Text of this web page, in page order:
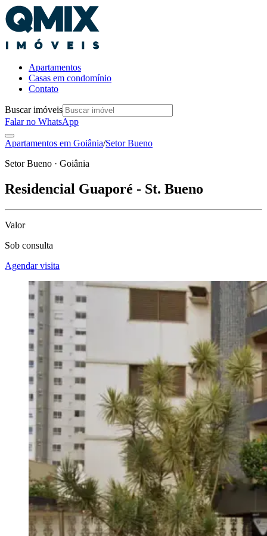
Apartamentos
Casas em condomínio
Contato
Buscar imóveis
Falar no WhatsApp
Apartamentos em Goiânia/Setor Bueno
Setor Bueno · Goiânia
Residencial Guaporé - St. Bueno
Valor
Sob consulta
Agendar visita